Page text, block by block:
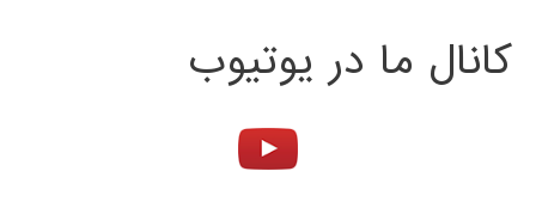
کانال ما در یوتیوب